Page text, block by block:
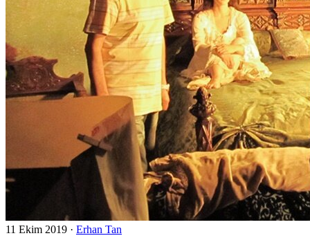
11 Ekim 2019 · Erhan Tan